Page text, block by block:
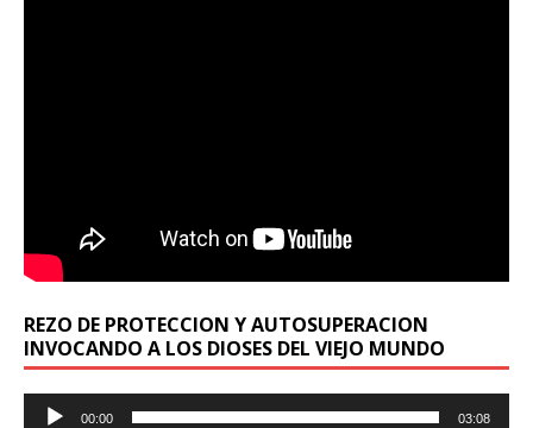
REZO DE PROTECCION Y AUTOSUPERACION
INVOCANDO A LOS DIOSES DEL VIEJO MUNDO
Reproductor
00:00 03:08